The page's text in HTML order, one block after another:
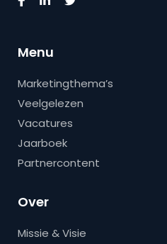
Menu
Marketingthema’s
Veelgelezen
Vacatures
Jaarboek
Partnercontent
Over
Missie & Visie